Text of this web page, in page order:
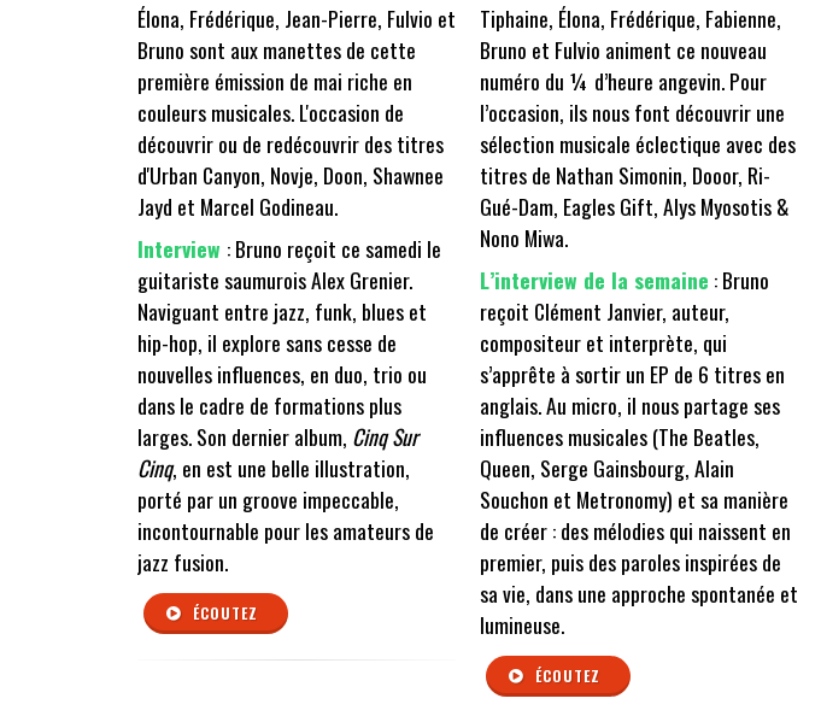
Élona, Frédérique, Jean-Pierre, Fulvio et
Bruno sont aux manettes de cette
première émission de mai riche en
couleurs musicales. L'occasion de
découvrir ou de redécouvrir des titres
d'Urban Canyon, Novje, Doon, Shawnee
Jayd et Marcel Godineau.
Interview : Bruno reçoit ce samedi le
guitariste saumurois Alex Grenier.
Naviguant entre jazz, funk, blues et
hip-hop, il explore sans cesse de
nouvelles influences, en duo, trio ou
dans le cadre de formations plus
larges. Son dernier album, Cinq Sur
Cinq, en est une belle illustration,
porté par un groove impeccable,
incontournable pour les amateurs de
jazz fusion.
ÉCOUTEZ
Tiphaine, Élona, Frédérique, Fabienne,
Bruno et Fulvio animent ce nouveau
numéro du ¼ d’heure angevin. Pour
l’occasion, ils nous font découvrir une
sélection musicale éclectique avec des
titres de Nathan Simonin, Dooor, Ri-
Gué-Dam, Eagles Gift, Alys Myosotis &
Nono Miwa.
L’interview de la semaine : Bruno
reçoit Clément Janvier, auteur,
compositeur et interprète, qui
s’apprête à sortir un EP de 6 titres en
anglais. Au micro, il nous partage ses
influences musicales (The Beatles,
Queen, Serge Gainsbourg, Alain
Souchon et Metronomy) et sa manière
de créer : des mélodies qui naissent en
premier, puis des paroles inspirées de
sa vie, dans une approche spontanée et
lumineuse.
ÉCOUTEZ